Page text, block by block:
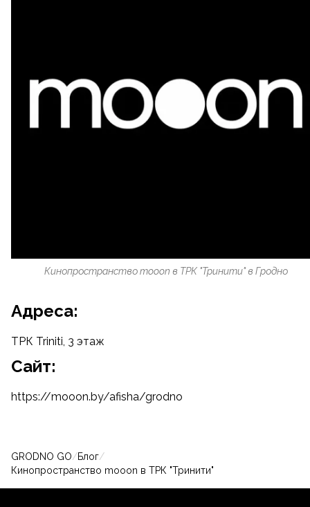
Кинопространство mooon в ТРК "Тринити" в Гродно
Адреса:
ТРК Triniti, 3 этаж
Cайт:
https://mooon.by/afisha/grodno
GRODNO GO/Блог/
Кинопространство mooon в ТРК "Тринити"